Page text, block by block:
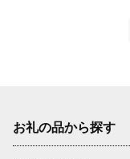
お礼の品から探す